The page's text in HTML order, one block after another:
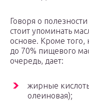
Говоря о
стоит упоминать
основе. Кроме
до 70% пищевого
очередь, дает:
жирные
олеиновая);